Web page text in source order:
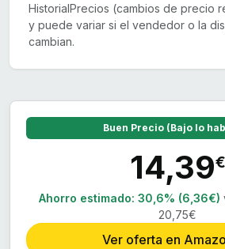
HistorialPrecios (cambios de precio
y puede variar si el vendedor o la
cambian.
Buen Precio (Bajo lo
14,39€
Ahorro estimado: 30,6% (6,36€)
20,75€
Ver oferta en